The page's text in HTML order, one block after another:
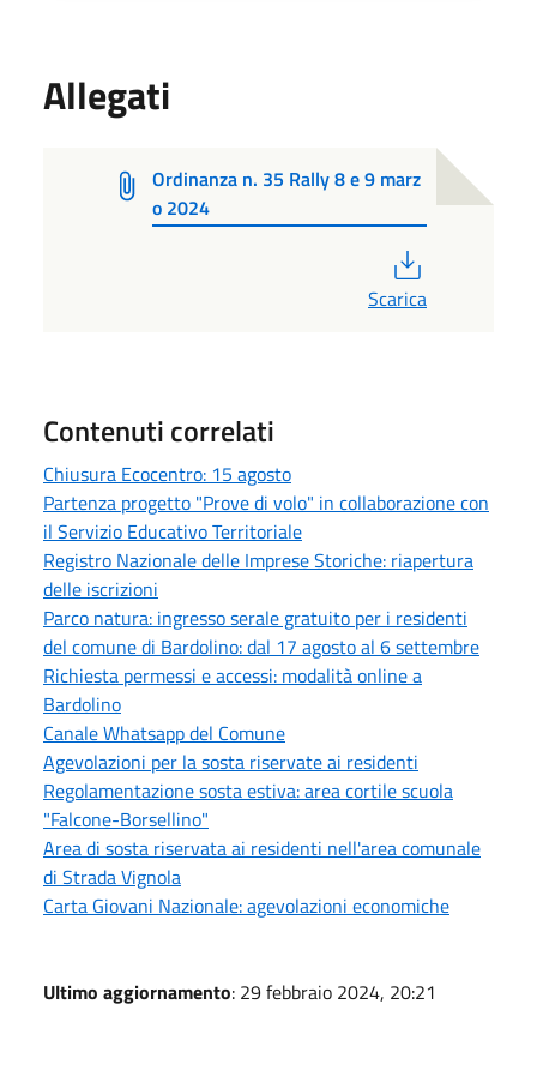
Allegati
Ordinanza n. 35 Rally 8 e 9 marz
o 2024
Scarica
Contenuti correlati
Chiusura Ecocentro: 15 agosto
Partenza progetto "Prove di volo" in collaborazione con
il Servizio Educativo Territoriale
Registro Nazionale delle Imprese Storiche: riapertura
delle iscrizioni
Parco natura: ingresso serale gratuito per i residenti
del comune di Bardolino: dal 17 agosto al 6 settembre
Richiesta permessi e accessi: modalità online a
Bardolino
Canale Whatsapp del Comune
Agevolazioni per la sosta riservate ai residenti
Regolamentazione sosta estiva: area cortile scuola
"Falcone-Borsellino"
Area di sosta riservata ai residenti nell'area comunale
di Strada Vignola
Carta Giovani Nazionale: agevolazioni economiche
Ultimo aggiornamento: 29 febbraio 2024, 20:21